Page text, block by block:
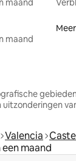
maand
maand
uitzonderingen
Valencia
maand